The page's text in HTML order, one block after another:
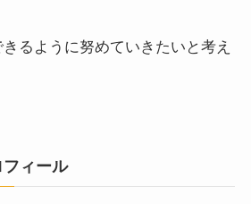
るように努めていきたいと考え
ィール